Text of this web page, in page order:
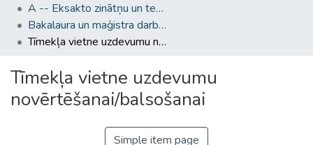
A -- Eksakto zinātņu un tehnoloģiju fakultāte / Faculty of Science and Technology
Bakalaura un maģistra darbi (EZTF) / Bachelor's and Master's theses
Tīmekļa vietne uzdevumu novērtēšanai/balsošanai
Tīmekļa vietne uzdevumu
novērtēšanai/balsošanai
Simple item page